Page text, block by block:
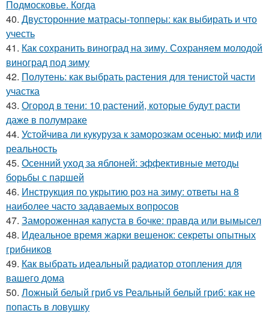
Подмосковье. Когда
40. Двусторонние матрасы-топперы: как выбирать и что
учесть
41. Как сохранить виноград на зиму. Сохраняем молодой
виноград под зиму
42. Полутень: как выбрать растения для тенистой части
участка
43. Огород в тени: 10 растений, которые будут расти
даже в полумраке
44. Устойчива ли кукуруза к заморозкам осенью: миф или
реальность
45. Осенний уход за яблоней: эффективные методы
борьбы с паршей
46. Инструкция по укрытию роз на зиму: ответы на 8
наиболее часто задаваемых вопросов
47. Замороженная капуста в бочке: правда или вымысел
48. Идеальное время жарки вешенок: секреты опытных
грибников
49. Как выбрать идеальный радиатор отопления для
вашего дома
50. Ложный белый гриб vs Реальный белый гриб: как не
попасть в ловушку